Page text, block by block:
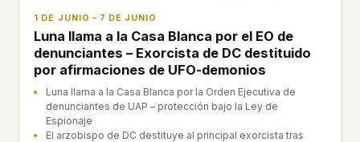
1 DE JUNIO – 7 DE JUNIO
Luna llama a la Casa Blanca por el EO de
denunciantes – Exorcista de DC destituido
por afirmaciones de UFO-demonios
Luna llama a la Casa Blanca por la Orden Ejecutiva de
denunciantes de UAP – protección bajo la Ley de
Espionaje
El arzobispo de DC destituye al principal exorcista tras